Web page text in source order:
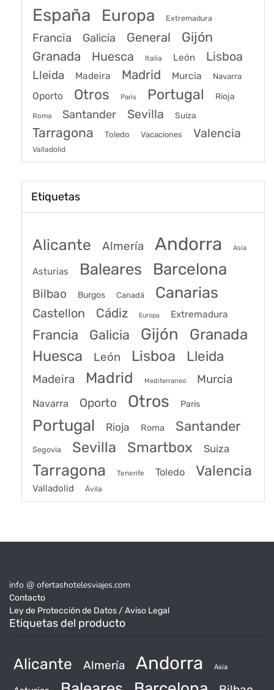
España Europa Extremadura
Francia Galicia General Gijón
Granada Huesca Italia León Lisboa
Lleida Madeira Madrid Murcia Navarra
Oporto Otros Paris Portugal Rioja
Roma Santander Sevilla Suiza
Tarragona Toledo Vacaciones Valencia
Valladolid
Etiquetas
Alicante Almería Andorra Asia
Asturias Baleares Barcelona
Bilbao Burgos Canadá Canarias
Castellon Cádiz Europa Extremadura
Francia Galicia Gijón Granada
Huesca León Lisboa Lleida
Madeira Madrid Mediterraneo Murcia
Navarra Oporto Otros Paris
Portugal Rioja Roma Santander
Segovia Sevilla Smartbox Suiza
Tarragona Tenerife Toledo Valencia
Valladolid Ávila
info @ ofertashotelesviajes.com
Contacto
Ley de Protección de Datos / Aviso Legal
Etiquetas del producto
Alicante Almería Andorra Asia